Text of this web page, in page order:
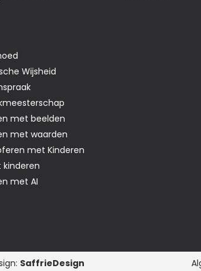
Wijsheid
met beelden
met waarden
met Kinderen
kinderen
met AI
SaffrieDesign